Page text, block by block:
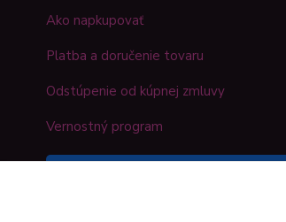
Ako napkupovať
Platba a doručenie tovaru
Odstúpenie od kúpnej zmluvy
Vernostný program